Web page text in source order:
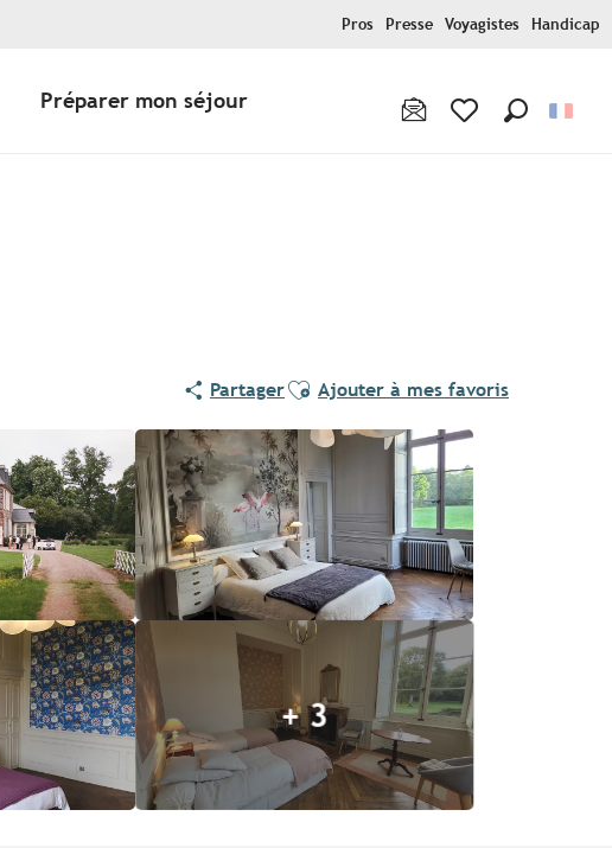
Pros Presse Voyagistes Handicap
Préparer mon séjour
PartagerAjouter aux favoris
Ajouter à mes favoris
+ 3